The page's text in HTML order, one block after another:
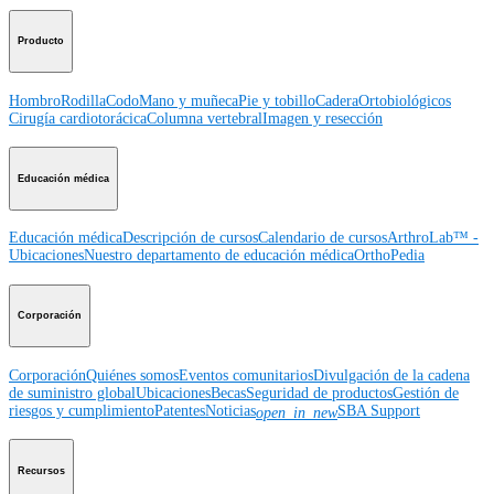
Producto
HombroRodillaCodoMano y muñecaPie y tobilloCaderaOrtobiológicos
Cirugía cardiotorácicaColumna vertebralImagen y resección
Educación médica
Educación médicaDescripción de cursosCalendario de cursosArthroLab™ -
UbicacionesNuestro departamento de educación médicaOrthoPedia
Corporación
CorporaciónQuiénes somosEventos comunitariosDivulgación de la cadena
de suministro globalUbicacionesBecasSeguridad de productosGestión de
riesgos y cumplimientoPatentesNoticiasopen_in_newSBA Support
Recursos